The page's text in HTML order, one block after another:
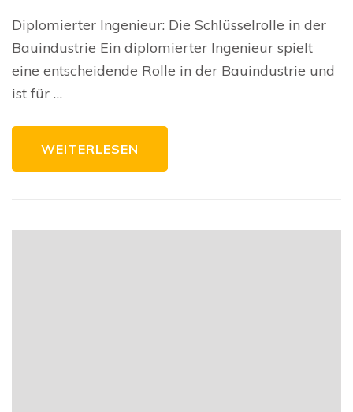
eines
diplomierten
in
Bauindustrie
Diplomierter Ingenieur: Die Schlüsselrolle in der
Bauindustrie Ein diplomierter Ingenieur spielt
eine entscheidende Rolle in der Bauindustrie und
ist für …
WEITERLESEN